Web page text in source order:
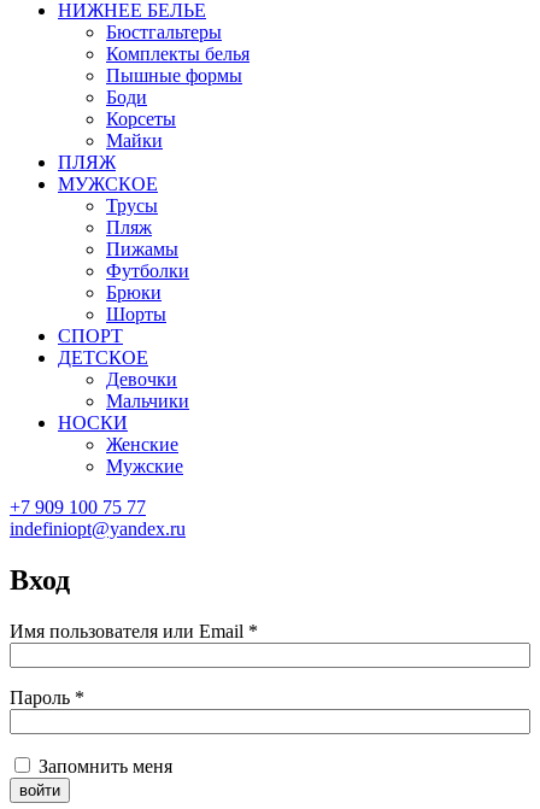
НИЖНЕЕ БЕЛЬЕ
Бюстгальтеры
Комплекты белья
Пышные формы
Боди
Корсеты
Майки
ПЛЯЖ
МУЖСКОЕ
Трусы
Пляж
Пижамы
Футболки
Брюки
Шорты
СПОРТ
ДЕТСКОЕ
Девочки
Мальчики
НОСКИ
Женские
Мужские
+7 909 100 75 77
indefiniopt@yandex.ru
Вход
Имя пользователя или Email *
Пароль *
Запомнить меня